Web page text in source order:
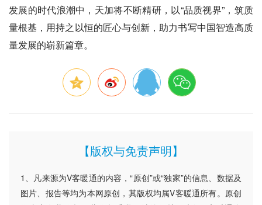
发展的时代浪潮中，天加将不断精研，以“品质视界”，筑质
量根基，用持之以恒的匠心与创新，助力书写中国智造高质
量发展的崭新篇章。
【版权与免责声明】
1、凡来源为V客暖通的内容，“原创”或“独家”的信息、数据及
图片、报告等均为本网原创，其版权均属V客暖通所有。原创